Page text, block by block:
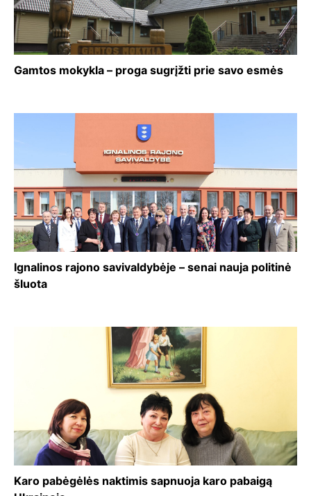
Gamtos mokykla – proga sugrįžti prie savo esmės
Ignalinos rajono savivaldybėje – senai nauja politinė
šluota
Karo pabėgėlės naktimis sapnuoja karo pabaigą